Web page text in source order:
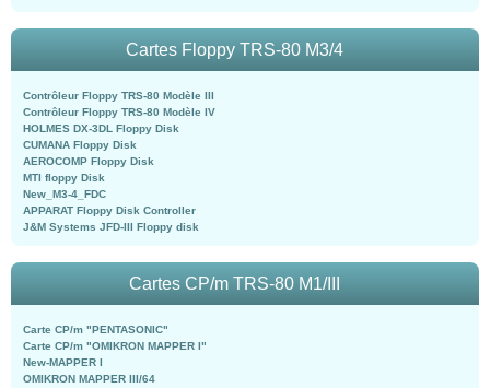
Cartes Floppy TRS-80 M3/4
Contrôleur Floppy TRS-80 Modèle III
Contrôleur Floppy TRS-80 Modèle IV
HOLMES DX-3DL Floppy Disk
CUMANA Floppy Disk
AEROCOMP Floppy Disk
MTI floppy Disk
New_M3-4_FDC
APPARAT Floppy Disk Controller
J&M Systems JFD-III Floppy disk
Cartes CP/m TRS-80 M1/III
Carte CP/m "PENTASONIC"
Carte CP/m "OMIKRON MAPPER I"
New-MAPPER I
OMIKRON MAPPER III/64